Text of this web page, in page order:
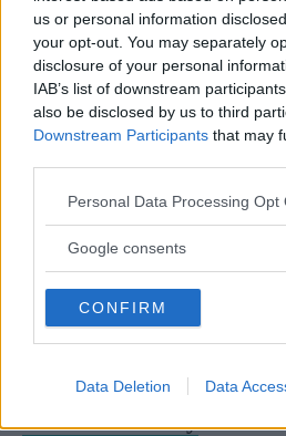
us or personal information
your opt-out. You may separately
disclosure of your personal
IAB’s list of downstream
also be disclosed by us to third
Downstream Participants that may
Please note that this website/app
not limited to your visit or usage
use your data for below specified
consent section.
Personal Data Processing Opt
Google consents
CONFIRM
Data Deletion Data
Detesto come la purea
bocca. Penso che
rinunciato a creare
buon sapore,
Ha scritto l’utente
Altre recensioni, invece,
dolciastro e fruttato) come
Starbucksmelody